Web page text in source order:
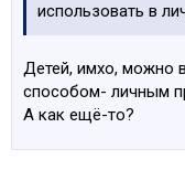
использовать в
Детей, имхо, можно
способом- личным
А как ещё-то?